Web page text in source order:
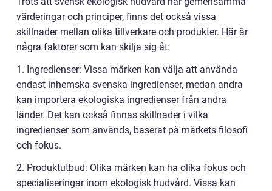
värderingar och principer, finns det också vissa
skillnader mellan olika tillverkare och produkter. Här är
några faktorer som kan skilja sig åt:
1. Ingredienser: Vissa märken kan välja att använda
endast inhemska svenska ingredienser, medan andra
kan importera ekologiska ingredienser från andra
länder. Det kan också finnas skillnader i vilka
ingredienser som används, baserat på märkets filosofi
och fokus.
2. Produktutbud: Olika märken kan ha olika fokus och
specialiseringar inom ekologisk hudvård. Vissa kan